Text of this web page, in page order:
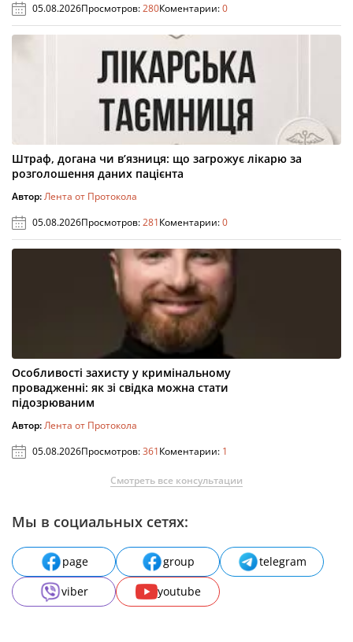
05.08.2026Просмотров:280Коментарии:0
Штраф, догана чи в’язниця: що загрожує лікарю за
розголошення даних пацієнта
Автор:Лента от Протокола
05.08.2026Просмотров:281Коментарии:0
Особливості захисту у кримінальному
провадженні: як зі свідка можна стати
підозрюваним
Автор:Лента от Протокола
05.08.2026Просмотров:361Коментарии: 1
Смотреть все консультации
Мы в социальных сетях:
page group
telegram
viber
youtube